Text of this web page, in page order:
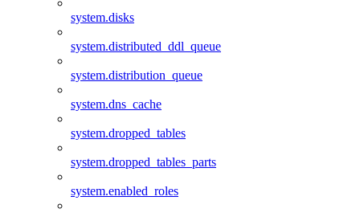
system.disks
system.distributed_ddl_queue
system.distribution_queue
system.dns_cache
system.dropped_tables
system.dropped_tables_parts
system.enabled_roles